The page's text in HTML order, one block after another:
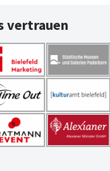
vertrauen